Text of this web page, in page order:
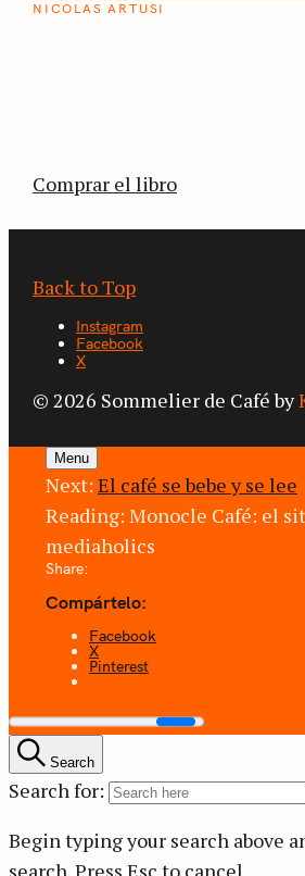
NICOLAS ARTUSI
Comprar el libro
Back to Top
Instagram
Facebook
X
© 2026 Sommelier de Café by
Menu
Next: El café se bebe y se lee
Reading: Monocle Café: el
mediaholics
Share:
Compártelo:
Facebook
X
Pinterest
Search
Search for:
Begin typing your search above